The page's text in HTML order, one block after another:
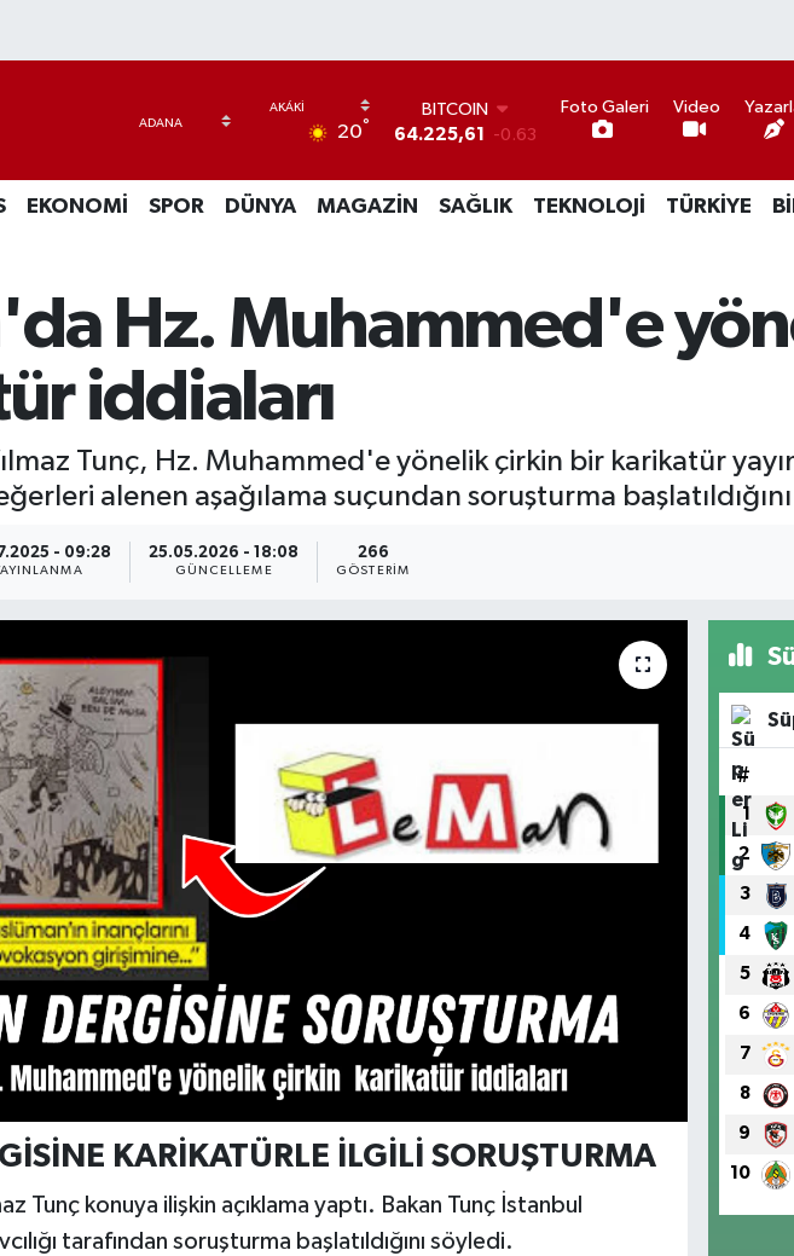
20°
47,7143
55,0317 -0.02
BİST100
13.799 70
Foto Galeri Video
EKONOMİ SPOR DÜNYA MAGAZİN SAĞLIK TEKNOLOJİ TÜRKİYE
Hz. Muhammed'e
iddiaları
Tunç, Hz. Muhammed'e yönelik çirkin bir karikatür
alenen aşağılama suçundan soruşturma başlatıldığını
- 09:28 25.05.2026 - 18:08
GÜNCELLEME
266
GÖSTERIM
KARİKATÜRLE İLGİLİ SORUŞTURMA
Tunç konuya ilişkin açıklama yaptı. Bakan Tunç İstanbul
tarafından soruşturma başlatıldığını söyledi.
#
1
2
3
4
5
6
7
8
9
10